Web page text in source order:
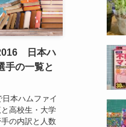
日本ハ
手の一覧と
本ハムファイ
高校生・大学
の内訳と人数